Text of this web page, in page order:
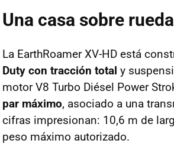
Una casa sobre
La EarthRoamer XV-HD está
Duty con tracción total y
motor V8 Turbo Diésel Power
par máximo, asociado a una
cifras impresionan: 10,6 m de
peso máximo autorizado.